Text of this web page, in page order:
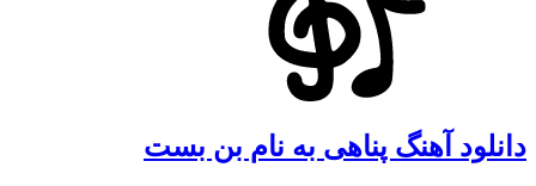
دانلود آهنگ پناهی به نام بن بست